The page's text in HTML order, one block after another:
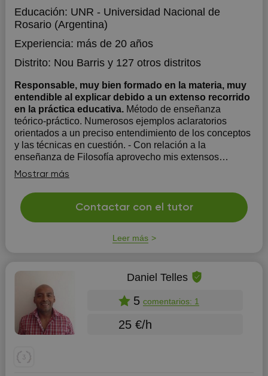
Educación: UNR - Universidad Nacional de
Rosario (Argentina)
Experiencia: más de 20 años
Distrito: Nou Barrisy 127 otros distritos
Responsable, muy bien formado en la materia, muy
entendible al explicar debido a un extenso recorrido
en la práctica educativa. Método de enseñanza
teórico-práctico. Numerosos ejemplos aclaratorios
orientados a un preciso entendimiento de los conceptos
y las técnicas en cuestión. - Con relación a la
enseñanza de Filosofía aprovecho mis extensos
conocimientos en el tema y también mi claridad al
explicar. - En lo que respect...
Mostrar más
Contactar con el tutor
Leer más
Daniel Telles
5 comentarios: 1
25 €/h